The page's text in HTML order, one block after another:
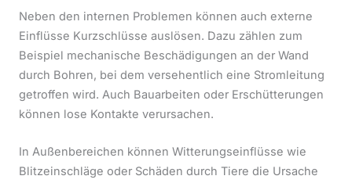
Neben den internen Problemen können auch externe
Einflüsse Kurzschlüsse auslösen. Dazu zählen zum
Beispiel mechanische Beschädigungen an der Wand
durch Bohren, bei dem versehentlich eine Stromleitung
getroffen wird. Auch Bauarbeiten oder Erschütterungen
können lose Kontakte verursachen.
In Außenbereichen können Witterungseinflüsse wie
Blitzeinschläge oder Schäden durch Tiere die Ursache